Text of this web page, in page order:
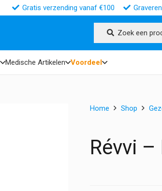
Gratis verzending vanaf €100
Zoek een
Medische Artikelen Voordeel
Home Shop
Révvi